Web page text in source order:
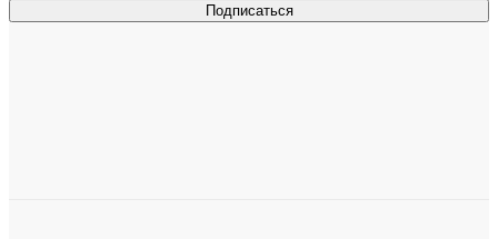
Подписаться